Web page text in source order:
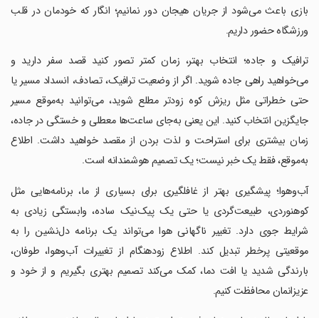
بازی باعث می‌شود از جریان هیجان دور نمانیم؛ انگار که خودمان در قلب
ورزشگاه حضور داریم.
‏‏‏ترافیک و جاده؛ انتخاب بهتر، زمان کمتر تصور کنید قصد سفر دارید و
می‌خواهید راهی جاده شوید. اگر از وضعیت ترافیک، تصادف، انسداد مسیر یا
حتی خطراتی مثل ریزش کوه زودتر مطلع شوید، می‌توانید به‌موقع مسیر
جایگزین انتخاب کنید. این یعنی به‌جای ساعت‌ها معطلی و خستگی در جاده،
زمان بیشتری برای استراحت و لذت بردن از مقصد خواهید داشت. اطلاع
به‌موقع، فقط یک خبر نیست؛ یک تصمیم هوشمندانه است.
‏‏‏آب‌وهوا؛ پیشگیری بهتر از غافلگیری برای بسیاری از ما، برنامه‌هایی مثل
کوهنوردی، طبیعت‌گردی یا حتی یک پیک‌نیک ساده، وابستگی زیادی به
شرایط جوی دارد. تغییر ناگهانی هوا می‌تواند یک برنامه دل‌نشین را به
موقعیتی پرخطر تبدیل کند. اطلاع زودهنگام از تغییرات آب‌وهوا، طوفان،
بارندگی شدید یا افت دما، کمک می‌کند تصمیم بهتری بگیریم و از خود و
عزیزانمان محافظت کنیم.